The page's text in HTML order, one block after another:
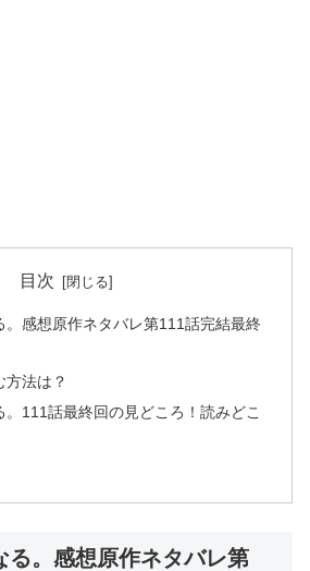
目次
。感想原作ネタバレ第111話完結最終
方法は？
。111話最終回の見どころ！読みどこ
る。感想原作ネタバレ第